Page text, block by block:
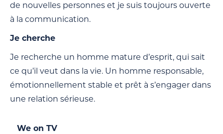
de nouvelles personnes et je suis toujours ouverte
à la communication.
Je cherche
Je recherche un homme mature d’esprit, qui sait
ce qu’il veut dans la vie. Un homme responsable,
émotionnellement stable et prêt à s’engager dans
une relation sérieuse.
We on TV